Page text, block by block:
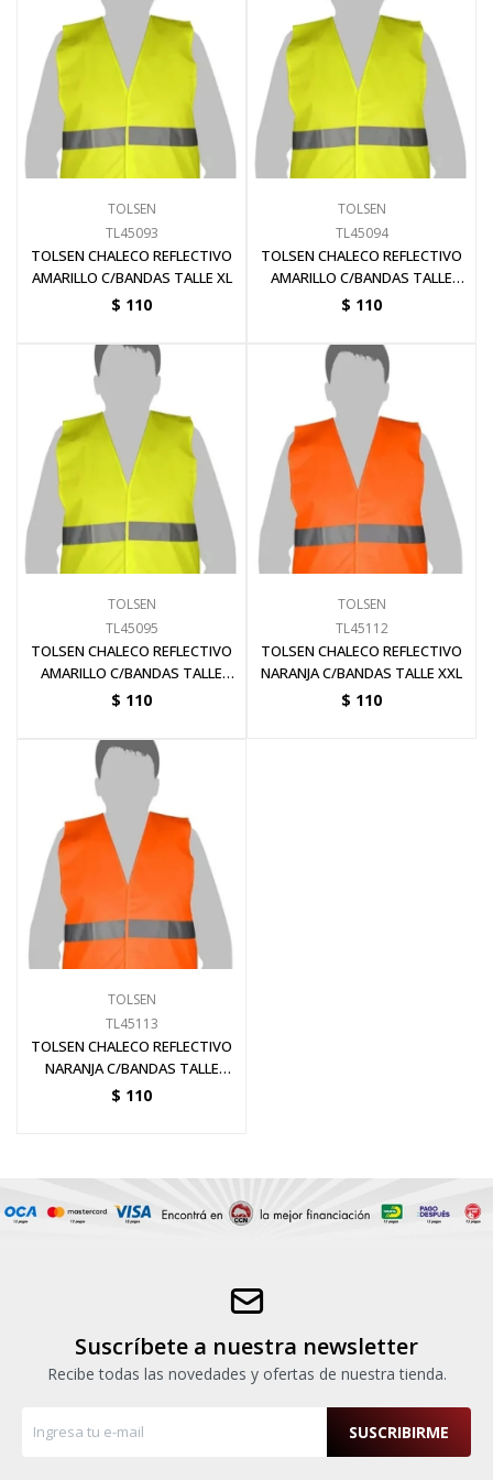
TOLSEN
TL45093
TOLSEN CHALECO REFLECTIVO
AMARILLO C/BANDAS TALLE XL
$ 110
TOLSEN
TL45094
TOLSEN CHALECO REFLECTIVO
AMARILLO C/BANDAS TALLE
XXL
$ 110
TOLSEN
TL45095
TOLSEN CHALECO REFLECTIVO
AMARILLO C/BANDAS TALLE
XXXL
$ 110
TOLSEN
TL45112
TOLSEN CHALECO REFLECTIVO
NARANJA C/BANDAS TALLE XXL
$ 110
TOLSEN
TL45113
TOLSEN CHALECO REFLECTIVO
NARANJA C/BANDAS TALLE
XXXL
$ 110
Suscríbete a nuestra newsletter
Recibe todas las novedades y ofertas de nuestra tienda.
SUSCRIBIRME
Electricidad
Ferretería
Herramientas Eléctrica y Batería
Herramientas Manuales
Generadores
Hogar
Pinturas y Accesorios
Piscinas e Inflables
Sanitaria
Soldadoras y Accesorios